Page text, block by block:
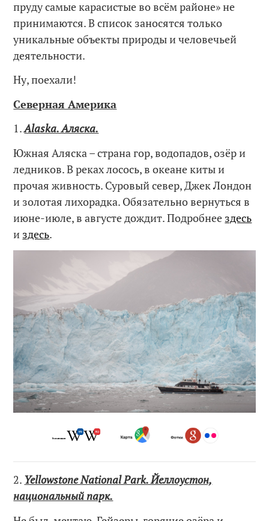
пруду самые карасистые во всём районе» не
принимаются. В список заносятся только
уникальные объекты природы и человечьей
деятельности.
Ну, поехали!
Северная Америка
1.Alaska. Аляска.
Южная Аляска – страна гор, водопадов, озёр и
ледников. В реках лосось, в океане киты и
прочая живность. Суровый север, Джек Лондон
и золотая лихорадка. Обязательно вернуться в
июне-июле, в августе дождит. Подробнее здесь
и здесь.
2. Yellowstone National Park. Йеллоустон,
национальный парк.